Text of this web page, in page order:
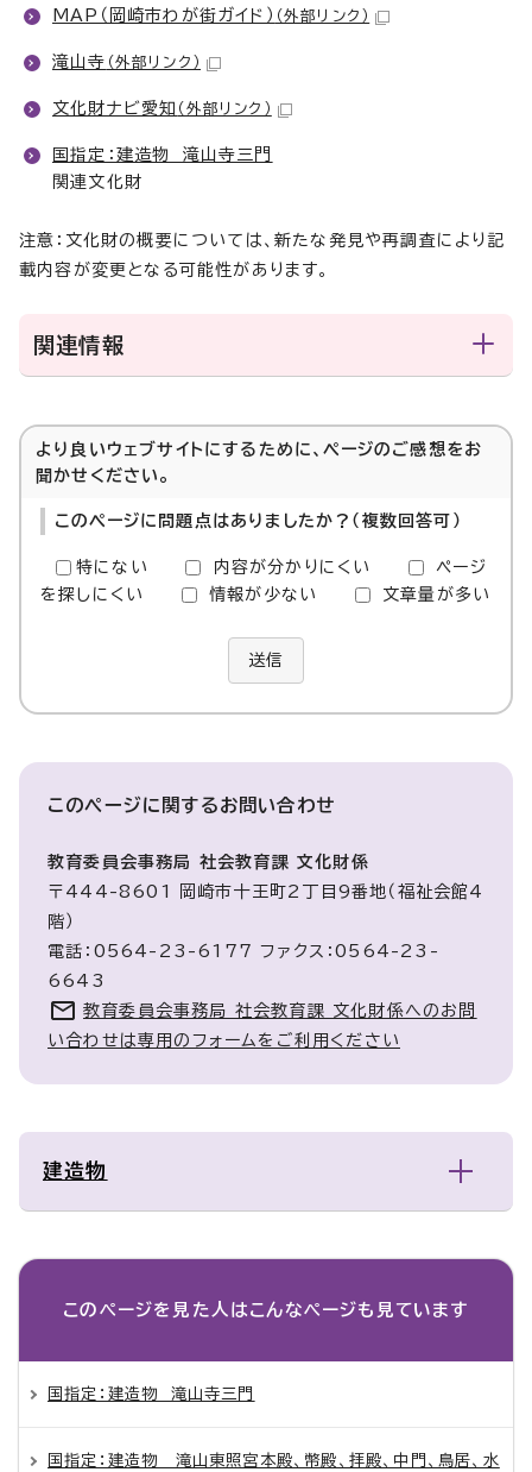
MAP（岡崎市わが街ガイド） （外部リンク）
滝山寺 （外部リンク）
文化財ナビ愛知 （外部リンク）
国指定：建造物 滝山寺三門
関連文化財
注意：文化財の概要については、新たな発見や再調査により記
載内容が変更となる可能性があります。
関連情報
より良いウェブサイトにするために、ページのご感想をお
聞かせください。
このページに問題点はありましたか？（複数回答可）
特にない 内容が分かりにくい
ページ
を探しにくい
情報が少ない 文章量が多い
送信
このページに関するお問い合わせ
教育委員会事務局 社会教育課 文化財係
〒444-8601 岡崎市十王町2丁目9番地（福祉会館4
階）
電話：0564-23-6177 ファクス：0564-23-
6643
教育委員会事務局 社会教育課 文化財係へのお問
い合わせは専用のフォームをご利用ください
建造物
このページを見た人は こんなページも見ています
国指定：建造物 滝山寺三門
国指定：建造物 滝山東照宮本殿、幣殿、拝殿、中門、鳥居、水